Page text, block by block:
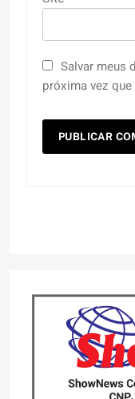
Salvar meus
próxima vez